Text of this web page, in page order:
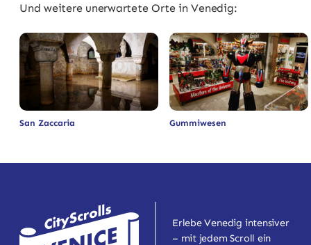
Und weitere unerwartete Orte in Venedig:
San Zaccaria Gummiwesen
Erlebe Venedig intensiver
– mit jedem Scroll ein